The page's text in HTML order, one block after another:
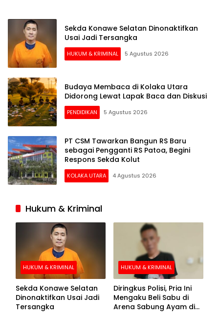
Sekda Konawe Selatan Dinonaktifkan
Usai Jadi Tersangka
HUKUM & KRIMINAL 5 Agustus 2026
Budaya Membaca di Kolaka Utara
Didorong Lewat Lapak Baca dan Diskusi
PENDIDIKAN 5 Agustus 2026
PT CSM Tawarkan Bangun RS Baru
sebagai Pengganti RS Patoa, Begini
Respons Sekda Kolut
KOLAKA UTARA 4 Agustus 2026
Hukum & Kriminal
HUKUM & KRIMINAL
Sekda Konawe Selatan
Dinonaktifkan Usai Jadi
Tersangka
HUKUM & KRIMINAL
Diringkus Polisi, Pria Ini
Mengaku Beli Sabu di
Arena Sabung Ayam di